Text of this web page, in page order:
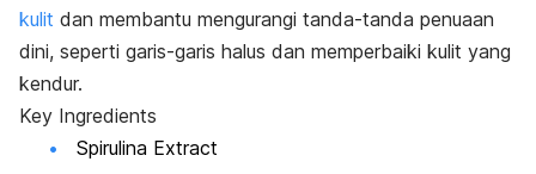
kulit dan membantu mengurangi tanda-tanda penuaan
dini, seperti garis-garis halus dan memperbaiki kulit yang
kendur.
Key Ingredients
Spirulina Extract